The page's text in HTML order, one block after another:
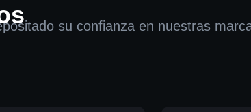
su confianza en nuestras